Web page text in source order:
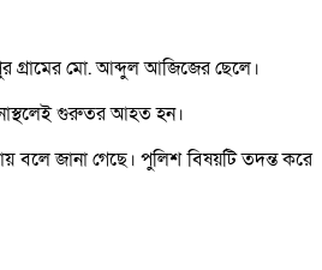
গ্রামের মো. আব্দুল আজিজের ছেলে।
গুরুতর আহত হন।
বলে জানা গেছে। পুলিশ বিষয়টি তদন্ত করে